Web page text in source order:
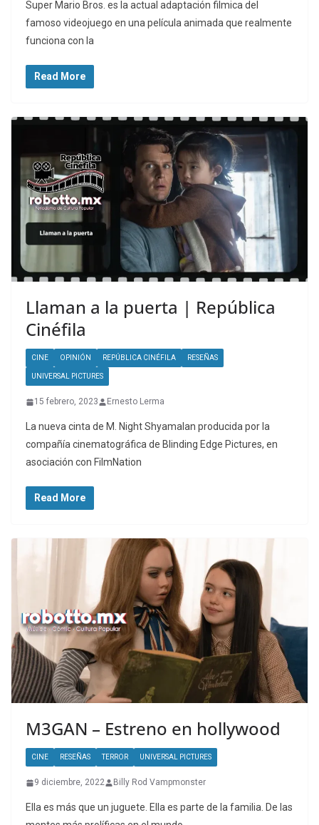
Super Mario Bros. es la actual adaptación filmica del
famoso videojuego en una película animada que realmente
funciona con la
Read More
Llaman a la puerta | República
Cinéfila
CINE OPINIÓN REPÚBLICA CINÉFILA RESEÑAS
UNIVERSAL PICTURES
15 febrero, 2023 Ernesto Lerma
La nueva cinta de M. Night Shyamalan producida por la
compañía cinematográfica de Blinding Edge Pictures, en
asociación con FilmNation
Read More
M3GAN – Estreno en hollywood
CINE RESEÑAS TERROR UNIVERSAL PICTURES
9 diciembre, 2022 Billy Rod Vampmonster
Ella es más que un juguete. Ella es parte de la familia. De las